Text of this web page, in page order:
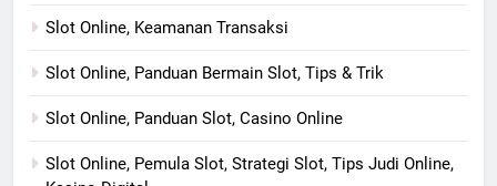
Slot Online, Keamanan Transaksi
Slot Online, Panduan Bermain Slot, Tips & Trik
Slot Online, Panduan Slot, Casino Online
Slot Online, Pemula Slot, Strategi Slot, Tips Judi Online,